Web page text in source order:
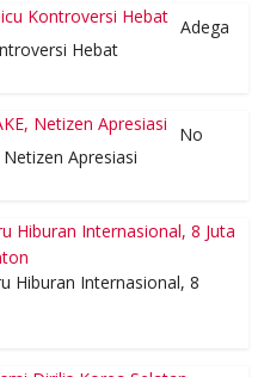
Adega
Hebat
No
Apresiasi
Hiburan Internasional, 8